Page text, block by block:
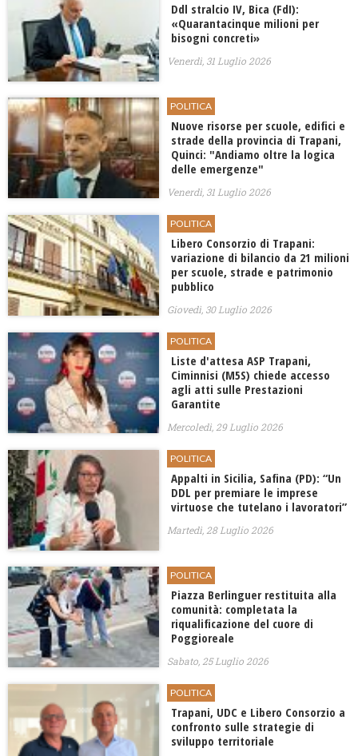
Ddl stralcio IV, Bica (FdI):
«Quarantacinque milioni per
bisogni concreti»
Venerdì, 31 Luglio 2026
POLITICA
Nuove risorse per scuole, edifici e
strade della provincia di Trapani,
Quinci: "Andiamo oltre la logica
delle emergenze"
Venerdì, 31 Luglio 2026
POLITICA
​Libero Consorzio di Trapani:
variazione di bilancio da 21 milioni
per scuole, strade e patrimonio
pubblico
Giovedì, 30 Luglio 2026
POLITICA
Liste d'attesa ASP Trapani,
Ciminnisi (M5S) chiede accesso
agli atti sulle Prestazioni
Garantite
Mercoledì, 29 Luglio 2026
POLITICA
​Appalti in Sicilia, Safina (PD): “Un
DDL per premiare le imprese
virtuose che tutelano i lavoratori”
Martedì, 28 Luglio 2026
POLITICA
Piazza Berlinguer restituita alla
comunità: completata la
riqualificazione del cuore di
Poggioreale
Sabato, 25 Luglio 2026
POLITICA
Trapani, UDC e Libero Consorzio a
confronto sulle strategie di
sviluppo territoriale